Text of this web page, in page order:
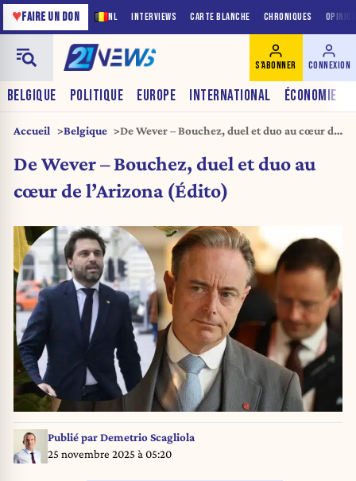
NL INTERVIEWS CARTE BLANCHE CHRONIQUES
♥FAIRE UN DON
BELGIQUE POLITIQUE EUROPE INTERNATIONAL ÉCONOMIE
S'ABONNER CONNEXION
Accueil Belgique
De Wever – Bouchez, duel et duo au cœur de
De Wever – Bouchez, duel et duo au
cœur de l’Arizona (Édito)
Publié parDemetrio Scagliola
25 novembre 2025 à 05:20